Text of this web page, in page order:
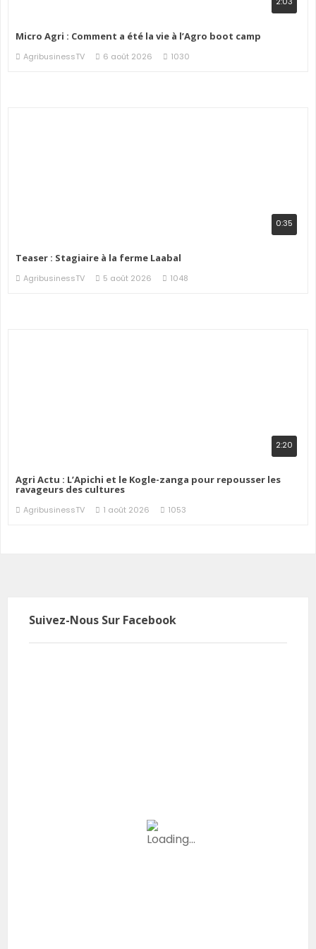
Micro Agri : Comment a été la vie à l’Agro boot camp
AgribusinessTV 6 août 2026 1030
0:35
Teaser : Stagiaire à la ferme Laabal
AgribusinessTV 5 août 2026 1048
2:20
Agri Actu : L’Apichi et le Kogle-zanga pour repousser les
ravageurs des cultures
AgribusinessTV 1 août 2026 1053
Suivez-Nous Sur Facebook